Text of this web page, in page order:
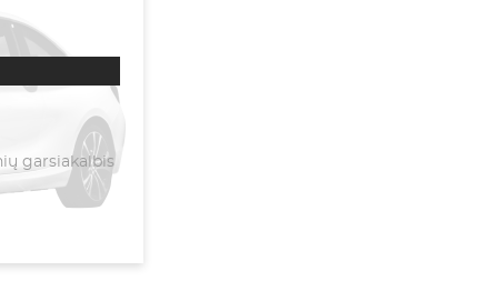
garsiakalbis